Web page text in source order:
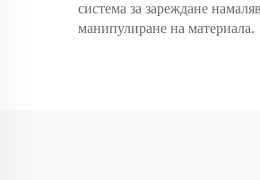
система за зареждане
манипулиране на материала.